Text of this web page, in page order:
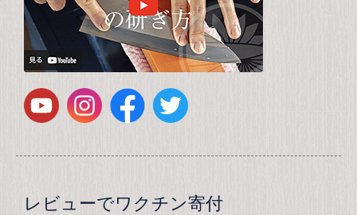
レビューでワクチン寄付